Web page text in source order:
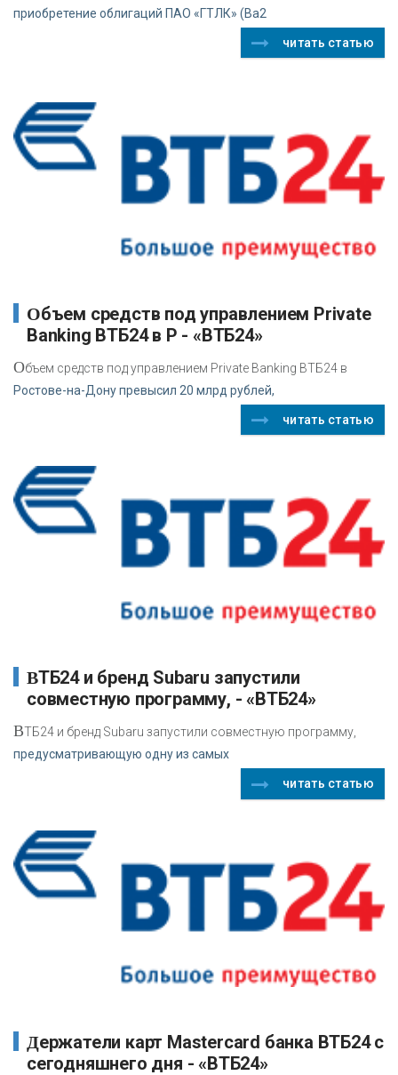
приобретение облигаций ПАО «ГТЛК» (Bа2
читать статью
Объем средств под управлением Private
Banking ВТБ24 в Р - «ВТБ24»
Объем средств под управлением Private Banking ВТБ24 в
Ростове-на-Дону превысил 20 млрд рублей,
читать статью
ВТБ24 и бренд Subaru запустили
совместную программу, - «ВТБ24»
ВТБ24 и бренд Subaru запустили совместную программу,
предусматривающую одну из самых
читать статью
Держатели карт Mastercard банка ВТБ24 с
сегодняшнего дня - «ВТБ24»